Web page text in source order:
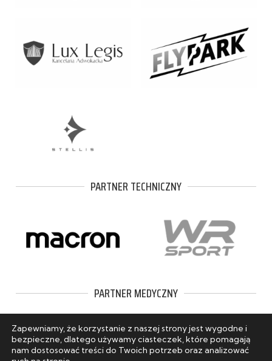
PARTNER TECHNICZNY
PARTNER MEDYCZNY
Zapewniamy, że korzystanie z naszej strony jest wygodne i
bezpieczne, dlatego używamy ciasteczek, które pomagają
nam dostosować treści do Twoich potrzeb oraz analizować